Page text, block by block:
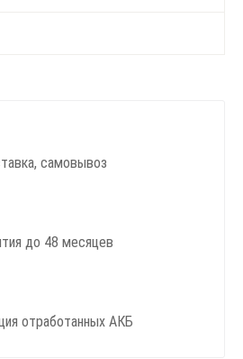
самовывоз
до 48 месяцев
отработанных АКБ